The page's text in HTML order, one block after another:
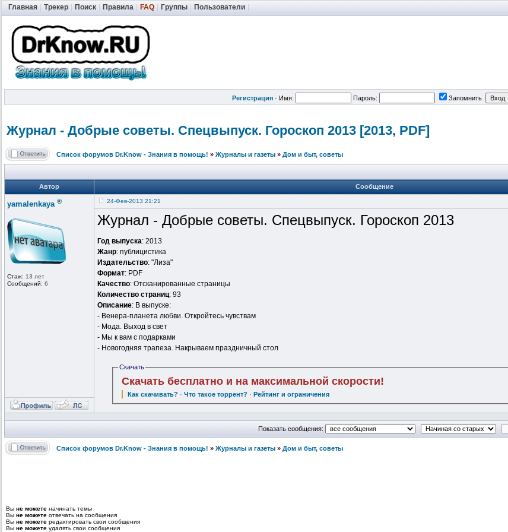
Главная Трекер Поиск Правила FAQ Группы Пользователи
Регистрация · Имя: Пароль: Запомнить
Журнал - Добрые советы. Спецвыпуск. Гороскоп 2013 [2013, PDF]
Список форумов Dr.Know - Знания в помощь! » Журналы и газеты » Дом и быт, советы
Автор Сообщение
yamalenkaya ®
Стаж: 13 лет
Сообщений: 6
24-Фев-2013 21:21
Журнал - Добрые советы. Спецвыпуск. Гороскоп 2013
Год выпуска: 2013
Жанр: публицистика
Издательство: "Лиза"
Формат: PDF
Качество: Отсканированные страницы
Количество страниц: 93
Описание: В выпуске:
- Венера-планета любви. Откройтесь чувствам
- Мода. Выход в свет
- Мы к вам с подарками
- Новогодняя трапеза. Накрываем праздничный стол
Скачать
Скачать бесплатно и на максимальной скорости!
Как скачивать? ·Что такое торрент? · Рейтинг и ограничения
Показать сообщения:
Список форумов Dr.Know - Знания в помощь! » Журналы и газеты » Дом и быт, советы
Вы не можете начинать темы
Вы не можете отвечать на сообщения
Вы не можете редактировать свои сообщения
Вы не можете удалять свои сообщения